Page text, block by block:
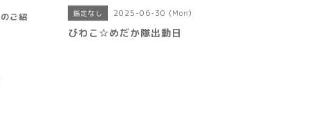
指定なし 2025-06-30 (Mon)
びわこ☆めだか隊出動日
ご紹